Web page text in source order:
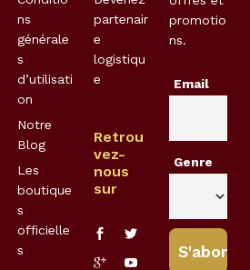
ns
générale
s
d’utilisati
on
Notre
Blog
Les
boutique
s
officielle
s
partenair
e
logistiqu
e
Retrou
vez-
nous
sur
promotio
ns.
Email
Genre